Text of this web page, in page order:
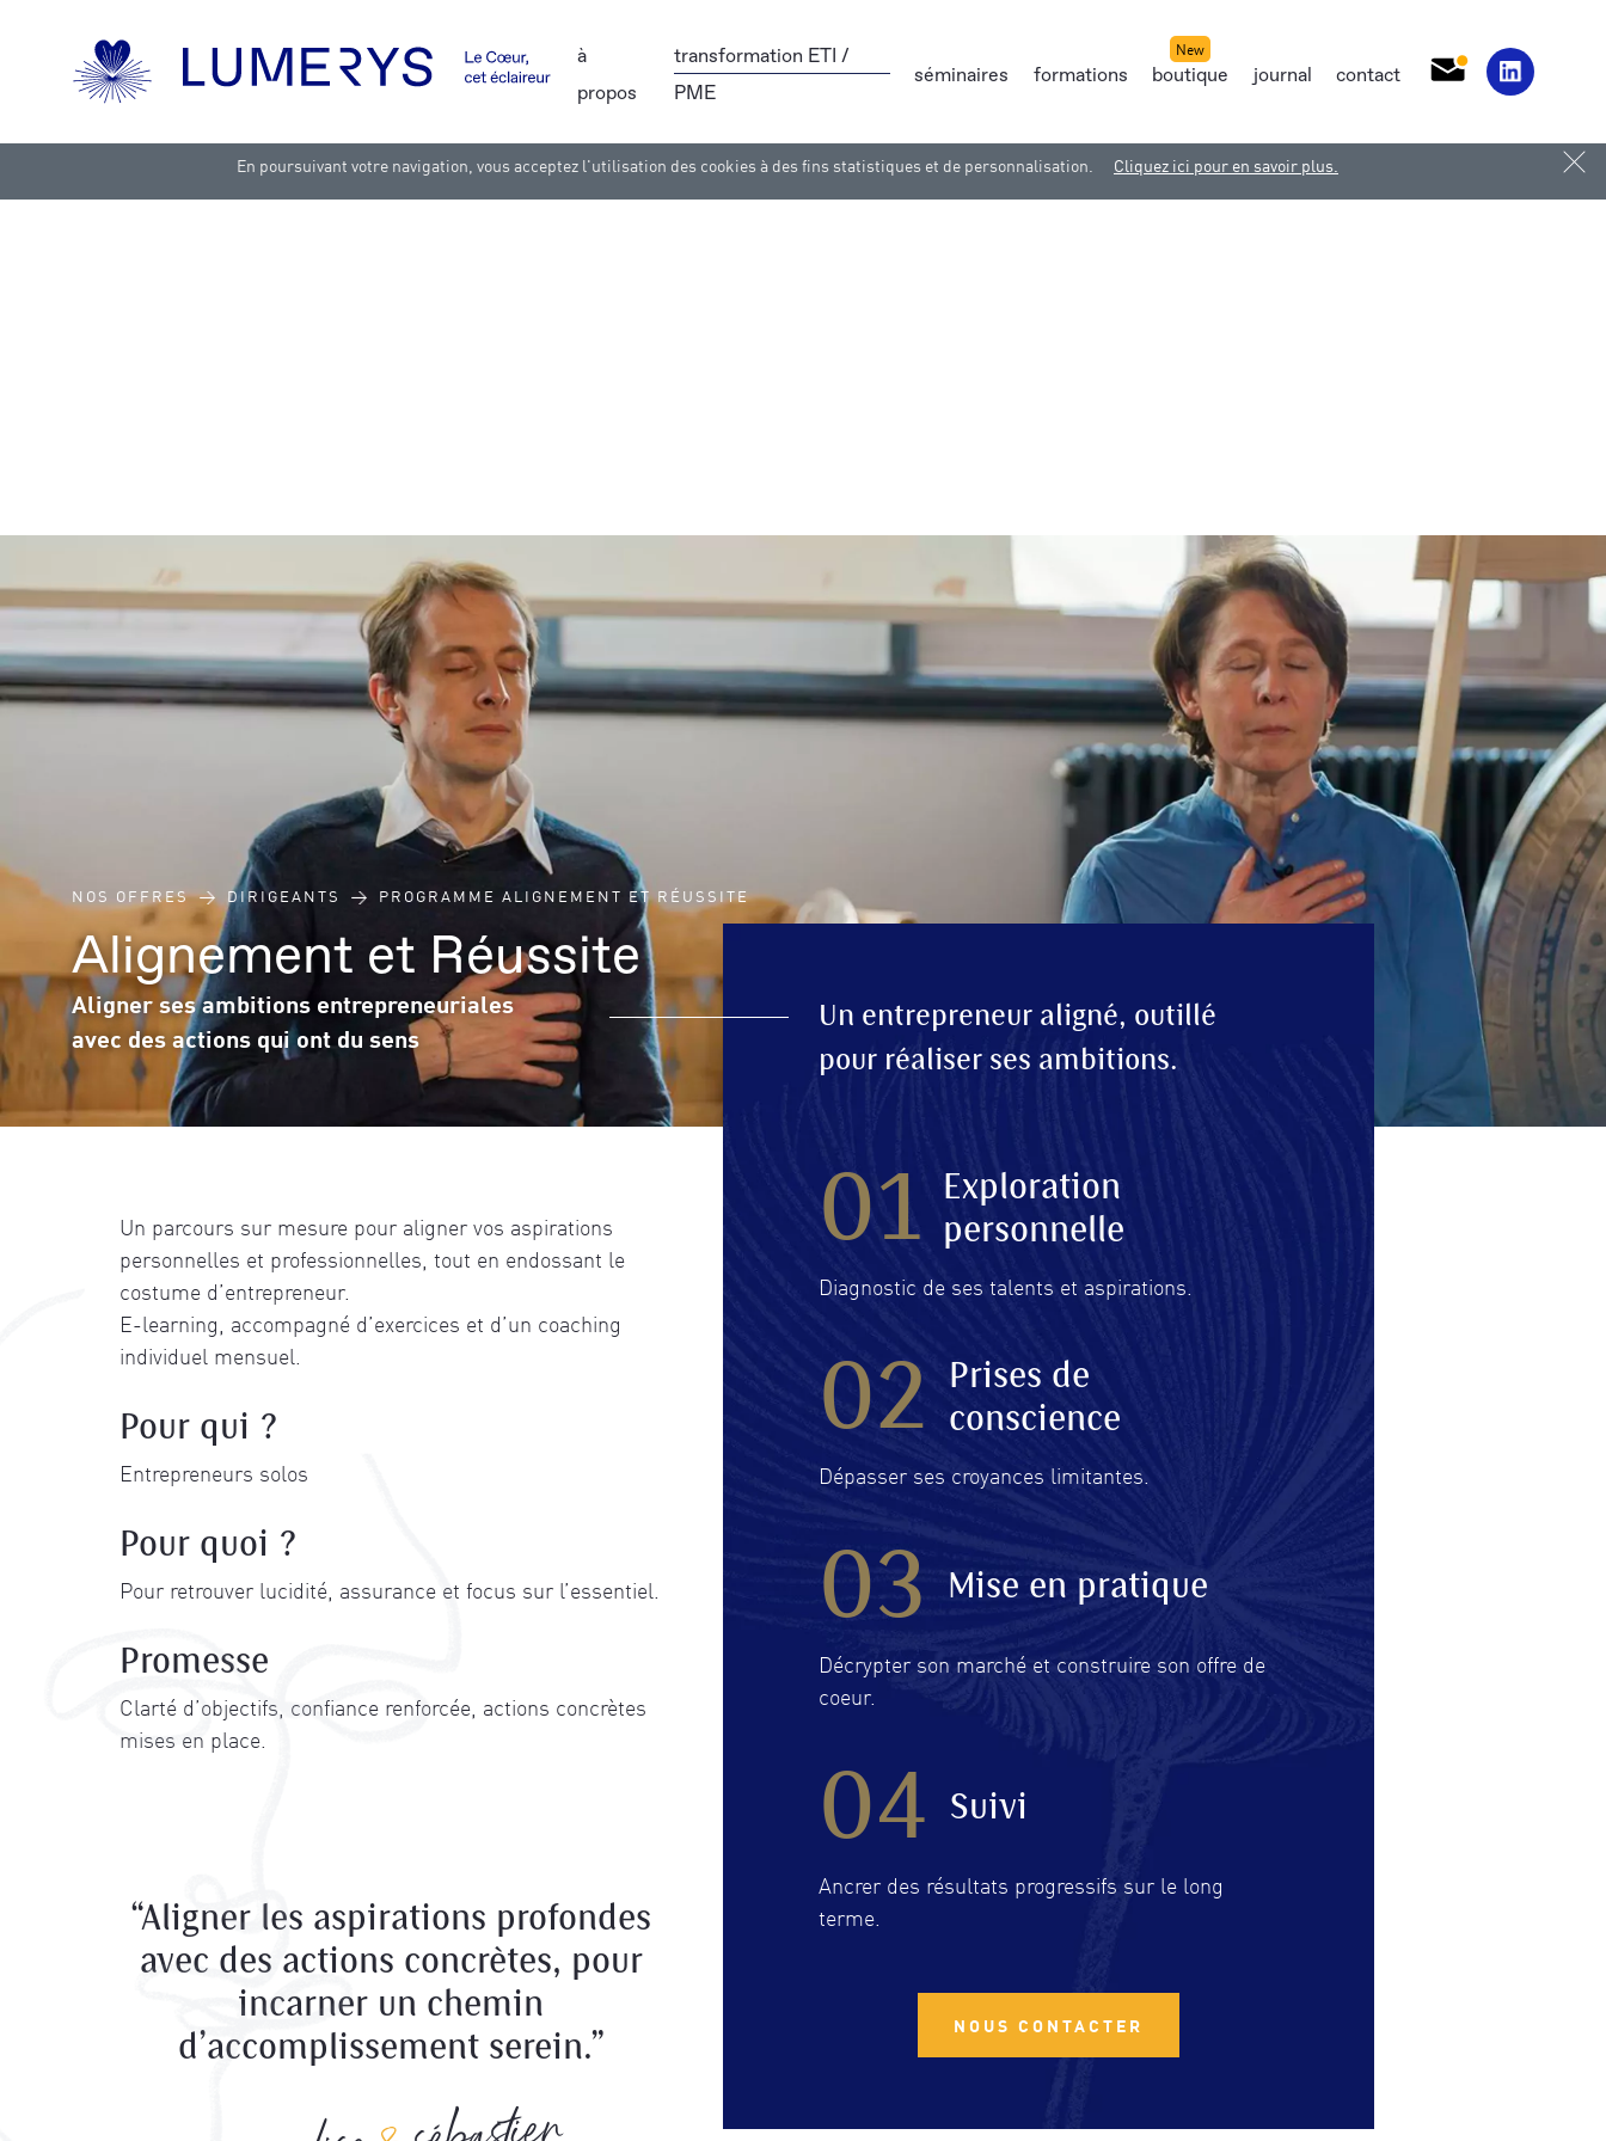
En poursuivant votre navigation, vous acceptez l'utilisation des cookies à des fins statistiques et de personnalisation. Cliquez ici pour en savoir plus.
à
propos
transformation ETI /
PME
séminaires formations boutique journal contact
NOS OFFRES DIRIGEANTS PROGRAMME ALIGNEMENT ET RÉUSSITE
Alignement et Réussite
Aligner ses ambitions entrepreneuriales
avec des actions qui ont du sens
Un parcours sur mesure pour aligner vos aspirations
personnelles et professionnelles, tout en endossant le
costume d’entrepreneur.
E-learning, accompagné d’exercices et d’un coaching
individuel mensuel.
Pour qui ?
Entrepreneurs solos
Pour quoi ?
Pour retrouver lucidité, assurance et focus sur l’essentiel.
Promesse
Clarté d’objectifs, confiance renforcée, actions concrètes
mises en place.
“Aligner les aspirations profondes
avec des actions concrètes, pour
incarner un chemin
d’accomplissement serein.”
Un entrepreneur aligné, outillé
pour réaliser ses ambitions.
01
Exploration
personnelle
Diagnostic de ses talents et aspirations.
02
Prises de
conscience
Dépasser ses croyances limitantes.
03 Mise en pratique
Décrypter son marché et construire son offre de
coeur.
04 Suivi
Ancrer des résultats progressifs sur le long
terme.
NOUS CONTACTER